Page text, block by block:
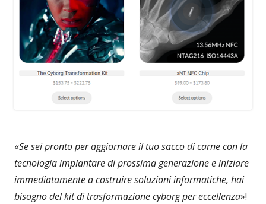
«Se sei pronto per aggiornare il tuo sacco di carne con la
tecnologia implantare di prossima generazione e iniziare
immediatamente a costruire soluzioni informatiche, hai
bisogno del kit di trasformazione cyborg per eccellenza»!